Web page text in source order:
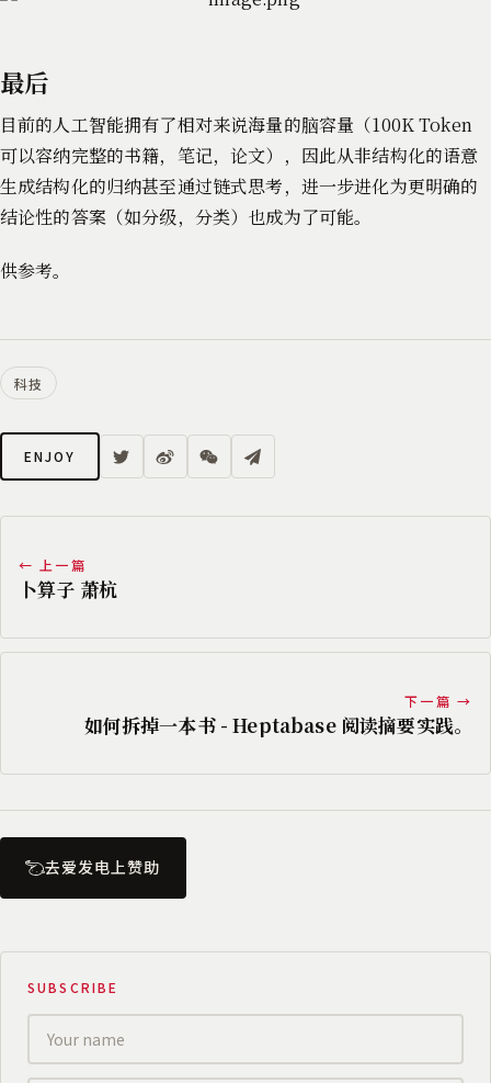
最后
目前的人工智能拥有了相对来说海量的脑容量（100K Token
可以容纳完整的书籍，笔记，论文），因此从非结构化的语意
生成结构化的归纳甚至通过链式思考，进一步进化为更明确的
结论性的答案（如分级，分类）也成为了可能。
供参考。
科技
ENJOY
← 上一篇
卜算子 萧杭
下一篇 →
如何拆掉一本书 - Heptabase 阅读摘要实践。
去爱发电上赞助
SUBSCRIBE